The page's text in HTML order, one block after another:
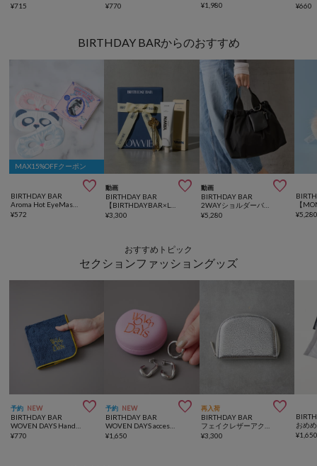
¥715 ¥770
¥1,980 ¥660
BIRTHDAY BARからのおすすめ
MAX15%OFFクーポン

BIRTHDAY BAR
¥572
動画 
BIRTHDAY BAR
¥3,300
動画 
BIRTHDAY BAR
2WAYショルダーバッグ ミニケース付き
¥5,280 ¥
おすすめトピック
セクションファッショングッズ
予約 NEW 
BIRTHDAY BAR
WOVEN DAYS Hand Towel ハンドタオル
¥770
予約 NEW 
BIRTHDAY BAR
WOVEN DAYS accessory case アクセサリーケース
¥1,650
再入荷 
BIRTHDAY BAR
フェイクレザーアクセサリーケース
¥3,300
おめ
¥